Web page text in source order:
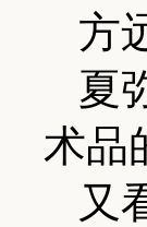
方
夏
术品
又